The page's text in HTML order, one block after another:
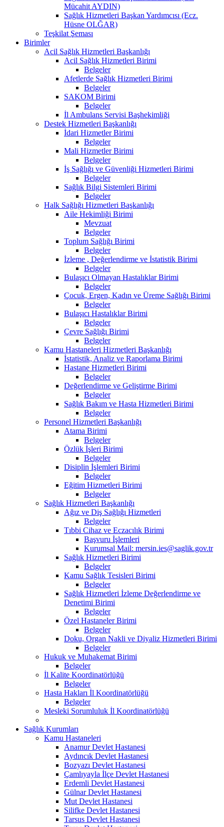
Mücahit AYDIN)
Sağlık Hizmetleri Başkan Yardımcısı (Ecz.
Hüsne OLĞAR)
Teşkilat Şeması
Birimler
Acil Sağlık Hizmetleri Başkanlığı
Acil Sağlık Hizmetleri Birimi
Belgeler
Afetlerde Sağlık Hizmetleri Birimi
Belgeler
SAKOM Birimi
Belgeler
İl Ambulans Servisi Başhekimliği
Destek Hizmetleri Başkanlığı
İdari Hizmetler Birimi
Belgeler
Mali Hizmetler Birimi
Belgeler
İş Sağlığı ve Güvenliği Hizmetleri Birimi
Belgeler
Sağlık Bilgi Sistemleri Birimi
Belgeler
Halk Sağlığı Hizmetleri Başkanlığı
Aile Hekimliği Birimi
Mevzuat
Belgeler
Toplum Sağlığı Birimi
Belgeler
İzleme , Değerlendirme ve İstatistik Birimi
Belgeler
Bulaşıcı Olmayan Hastalıklar Birimi
Belgeler
Çocuk, Ergen, Kadın ve Üreme Sağlığı Birimi
Belgeler
Bulaşıcı Hastalıklar Birimi
Belgeler
Çevre Sağlığı Birimi
Belgeler
Kamu Hastaneleri Hizmetleri Başkanlığı
İstatistik, Analiz ve Raporlama Birimi
Hastane Hizmetleri Birimi
Belgeler
Değerlendirme ve Geliştirme Birimi
Belgeler
Sağlık Bakım ve Hasta Hizmetleri Birimi
Belgeler
Personel Hizmetleri Başkanlığı
Atama Birimi
Belgeler
Özlük İşleri Birimi
Belgeler
Disiplin İşlemleri Birimi
Belgeler
Eğitim Hizmetleri Birimi
Belgeler
Sağlık Hizmetleri Başkanlığı
Ağız ve Diş Sağlığı Hizmetleri
Belgeler
Tıbbi Cihaz ve Eczacılık Birimi
Başvuru İşlemleri
Kurumsal Mail: mersin.ies@saglik.gov.tr
Sağlık Hizmetleri Birimi
Belgeler
Kamu Sağlık Tesisleri Birimi
Belgeler
Sağlık Hizmetleri İzleme Değerlendirme ve
Denetimi Birimi
Belgeler
Özel Hastaneler Birimi
Belgeler
Doku, Organ Nakli ve Diyaliz Hizmetleri Birimi
Belgeler
Hukuk ve Muhakemat Birimi
Belgeler
İl Kalite Koordinatörlüğü
Belgeler
Hasta Hakları İl Koordinatörlüğü
Belgeler
Mesleki Sorumluluk İl Koordinatörlüğü
Sağlık Kurumları
Kamu Hastaneleri
Anamur Devlet Hastanesi
Aydıncık Devlet Hastanesi
Bozyazı Devlet Hastanesi
Çamlıyayla İlçe Devlet Hastanesi
Erdemli Devlet Hastanesi
Gülnar Devlet Hastanesi
Mut Devlet Hastanesi
Silifke Devlet Hastanesi
Tarsus Devlet Hastanesi